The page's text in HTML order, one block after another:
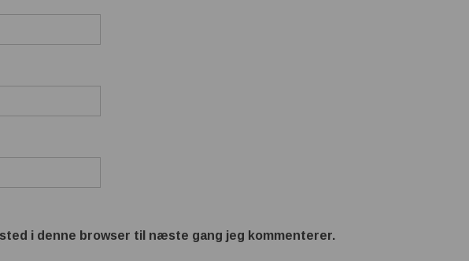
i denne browser til næste gang jeg kommenterer.